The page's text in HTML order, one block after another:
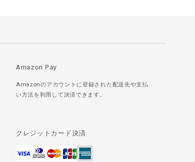
Amazon Pay
Amazonのアカウントに登録された配送先や支払
い方法を利用して決済できます。
クレジットカード決済